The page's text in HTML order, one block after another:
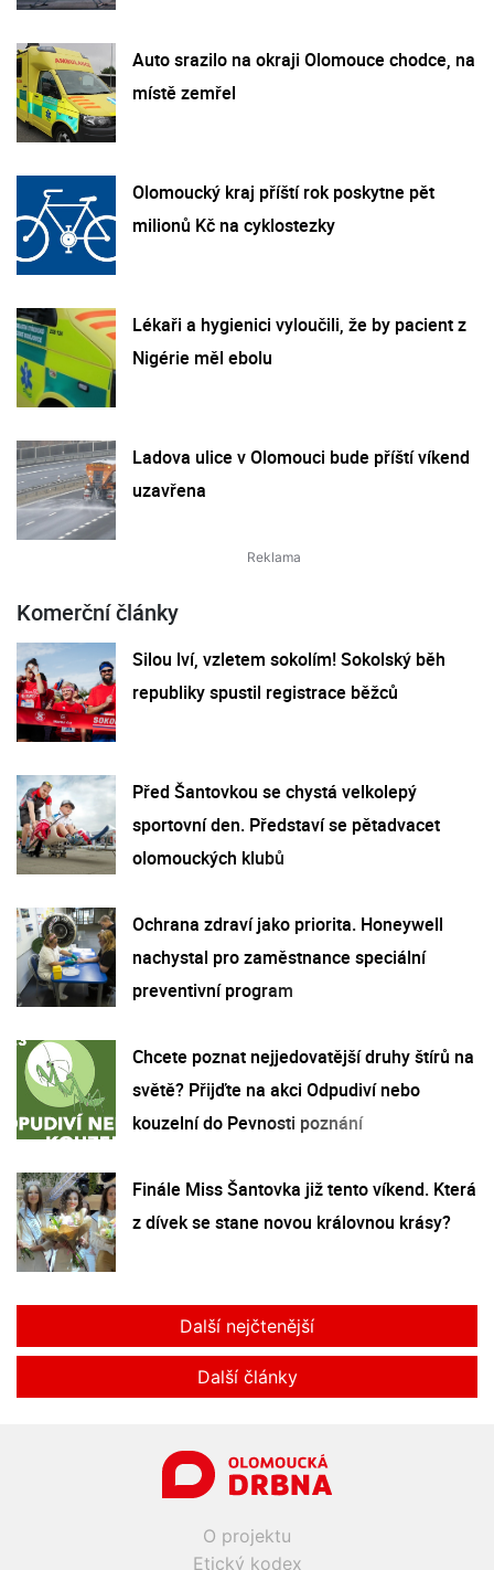
Auto srazilo na okraji Olomouce chodce, na
místě zemřel
Olomoucký kraj příští rok poskytne pět
milionů Kč na cyklostezky
Lékaři a hygienici vyloučili, že by pacient z
Nigérie měl ebolu
Ladova ulice v Olomouci bude příští víkend
uzavřena
Komerční články
Silou lví, vzletem sokolím! Sokolský běh
republiky spustil registrace běžců
Před Šantovkou se chystá velkolepý
sportovní den. Představí se pětadvacet
olomouckých klubů
Ochrana zdraví jako priorita. Honeywell
nachystal pro zaměstnance speciální
preventivní program
Chcete poznat nejjedovatější druhy štírů na
světě? Přijďte na akci Odpudiví nebo
kouzelní do Pevnosti poznání
Finále Miss Šantovka již tento víkend. Která
z dívek se stane novou královnou krásy?
Další nejčtenější
Další články
O projektu
Etický kodex